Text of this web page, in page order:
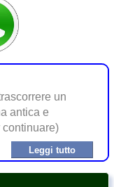
un
antica e
continuare)
Leggi tutto